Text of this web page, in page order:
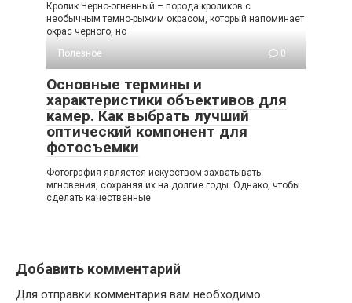
Кролик Черно-огненный – порода кроликов с
необычным темно-рыжим окрасом, который напоминает
окрас черного, но
Полезное
0
Основные термины и
характеристики объективов для
камер. Как выбрать лучший
оптический компонент для
фотосъемки
Фотография является искусством захватывать
мгновения, сохраняя их на долгие годы. Однако, чтобы
сделать качественные
Добавить комментарий
Для отправки комментария вам необходимо